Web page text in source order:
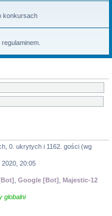
konkursach
0. ukrytych i 1162. gości (wg
2020, 20:05
Google [Bot] Majestic-12
globalni